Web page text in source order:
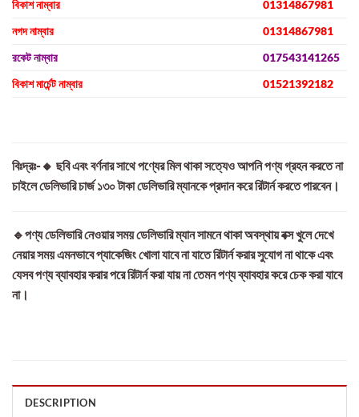
বিকাশ নাম্বার
01314867981
নগদ নাম্বার
01314867981
রকেট নাম্বার
017543141265
বিকাশ মার্চেন্ট নাম্বার
01521392182
বিঃদ্রঃ-🔸 ছবি এবং বর্ণনার সাথে পণ্যের মিল থাকা সত্যেও আপনি পণ্য গ্রহন করতে না
চাইলে ডেলিভারি চার্জ ১৩০ টাকা ডেলিভারি ম্যানকে প্রদান করে রিটার্ন করতে পারবেন।
🔹পণ্য ডেলিভারি নেওয়ার সময় ডেলিভারি ম্যান সামনে থাকা অবস্থায় বক্স খুলে দেখে
নেয়ার সময় এমনভাবে প্যাকেজিং খোলা যাবে না যাতে রিটার্ন করার সুযোগ না থাকে এবং
যেসব পণ্য ব্যাবহার করার পরে রিটার্ন করা যায় না তেমন পণ্য ব্যাবহার করে চেক করা যাবে
না।
DESCRIPTION